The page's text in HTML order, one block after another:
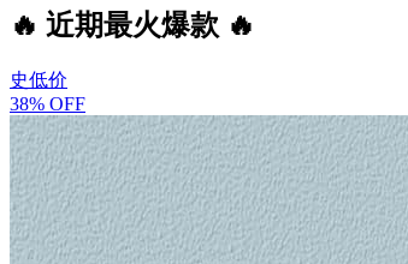
🔥 近期最火爆款 🔥
史低价
38% OFF